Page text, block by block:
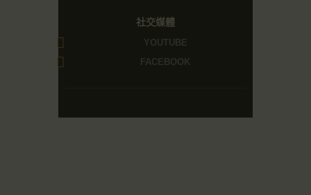
社交媒體
YOUTUBE
FACEBOOK